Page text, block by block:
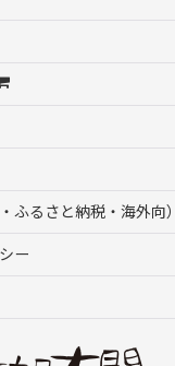
ふるさと納税・海外向）
ー